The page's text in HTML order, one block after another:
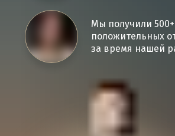
Мы получили 500+
положительных
за время нашей